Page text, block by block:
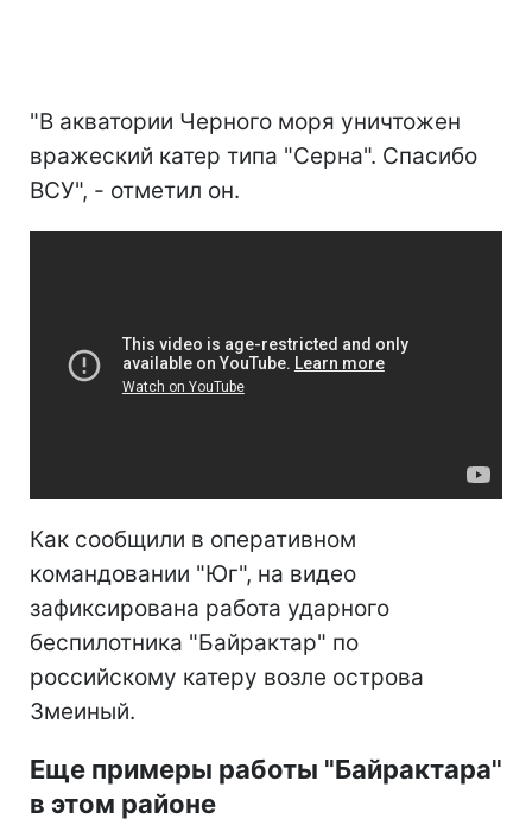
"В акватории Черного моря уничтожен
вражеский катер типа "Серна". Спасибо
ВСУ", - отметил он.
Как сообщили в оперативном
командовании "Юг", на видео
зафиксирована работа ударного
беспилотника "Байрактар" по
российскому катеру возле острова
Змеиный.
Еще примеры работы "Байрактара"
в этом районе